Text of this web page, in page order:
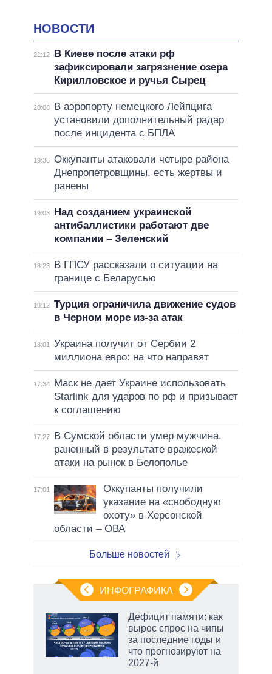
НОВОСТИ
21:12
В Киеве после атаки рф
зафиксировали загрязнение озера
Кирилловское и ручья Сырец
20:08
В аэропорту немецкого Лейпцига
установили дополнительный радар
после инцидента с БПЛА
19:36 Оккупанты атаковали четыре района
Днепропетровщины, есть жертвы и
ранены
19:03
Над созданием украинской
антибаллистики работают две
компании – Зеленский
18:23
В ГПСУ рассказали о ситуации на
границе с Беларусью
18:12 Турция ограничила движение судов
в Черном море из-за атак
18:01
Украина получит от Сербии 2
миллиона евро: на что направят
17:34
Маск не дает Украине использовать
Starlink для ударов по рф и призывает
к соглашению
17:27
В Сумской области умер мужчина,
раненный в результате вражеской
атаки на рынок в Белополье
17:01
Оккупанты получили
указание на «свободную
охоту» в Херсонской
области – ОВА
Больше новостей
ИНФОГРАФИКА
Дефицит памяти: как
вырос спрос на чипы
за последние годы и
что прогнозируют на
2027-й